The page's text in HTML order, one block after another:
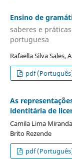
Ensino de
saberes e
portuguesa
Rafaella Silva Sales,
pdf
As
identitária de
Camila Lima
Brito Rezende
pdf